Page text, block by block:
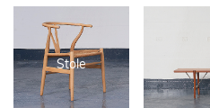
Stole